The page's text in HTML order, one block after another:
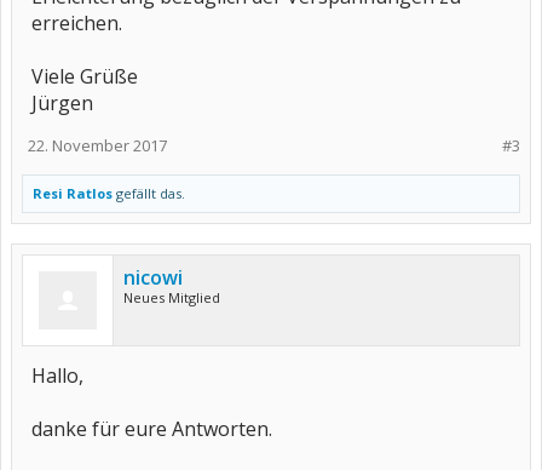
erreichen.
Viele Grüße
Jürgen
#3
22. November 2017
Resi Ratlos gefällt das.
nicowi
Neues Mitglied
Hallo,
danke für eure Antworten.